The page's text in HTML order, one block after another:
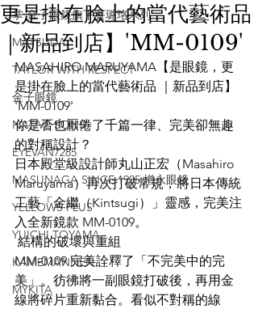
掌 金子眼鏡旗下賽璐珞系列
MATSUDA
TAYLOR WITH RESPECT
金子眼鏡
NATIVE SONS
EYEVAN7285
MASUNAGA SINCE 1905 增永眼鏡
YELLOWS PLUS
YUICHI TOYAMA
KAMEMANNEN
MYKITA
更是掛在臉上的當代藝術品
｜新品到店】'MM-0109'
MASAHIRO MARUYAMA【是眼鏡，更
是掛在臉上的當代藝術品 ｜新品到店】
'MM-0109'
你是否也厭倦了千篇一律、完美卻無趣
的對稱設計？
日本殿堂級設計師丸山正宏（Masahiro
Maruyama）再次打破常規，將日本傳統
工藝「金繼（Kintsugi）」靈感，完美注
入全新鏡款 MM-0109。
結構的破壞與重組
MM-0109 完美詮釋了「不完美中的完
美」。彷彿將一副眼鏡打破後，再用金
線將碎片重新黏合。看似不對稱的線